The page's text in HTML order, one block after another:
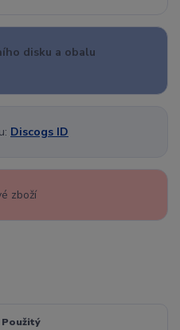
disku a obalu
Discogs ID
zboží
Použitý